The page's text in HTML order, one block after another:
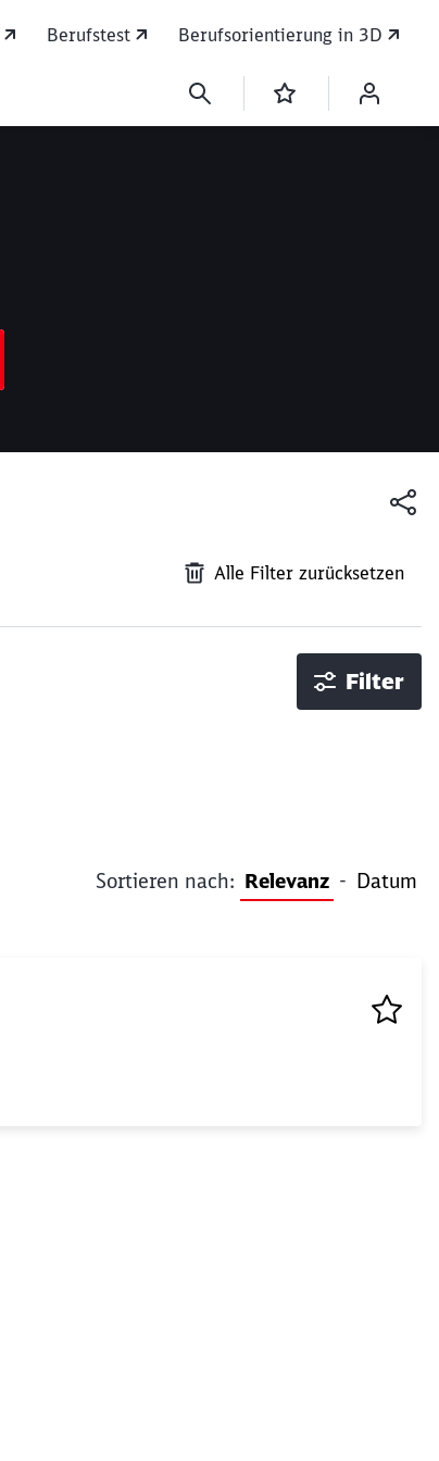
Berufstest Berufsorientierung in 3D
Alle Filter zurücksetzen
Filter
Sortieren nach: Relevanz - Datum